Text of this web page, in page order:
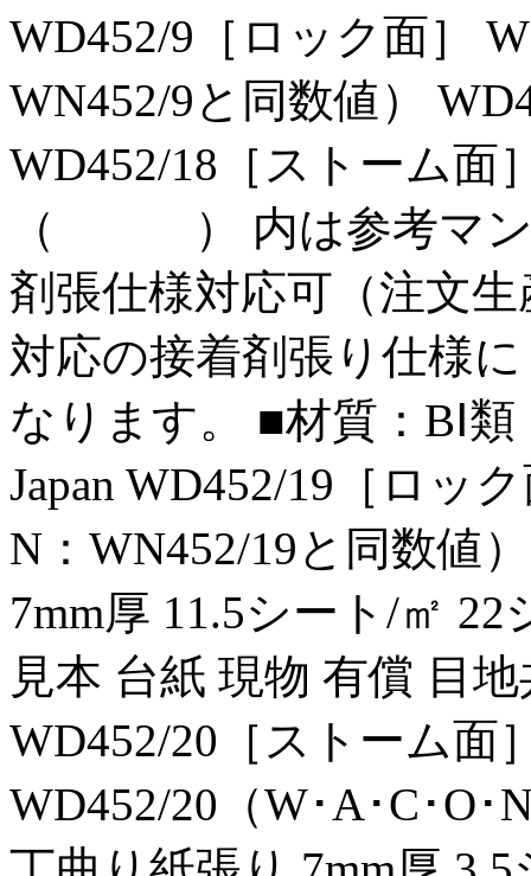
WD452/9［ロック面］
WN452/9と同数値）
WD452/18［ストーム面
（ ） 内は参考マン
剤張仕様対応可（注文
対応の接着剤張り仕様
なります。 ■材質：BⅠ
Japan WD452/19［ロッ
N：WN452/19と同数値
7mm厚 11.5シート/㎡
見本 台紙 現物 有償 目
WD452/20［ストーム面
WD452/20（W･A･C･O･